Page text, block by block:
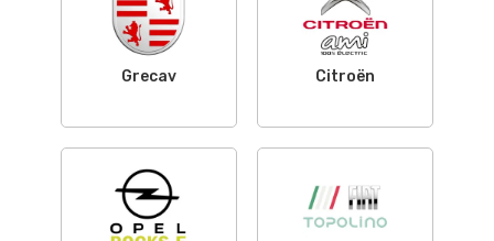
Grecav Citroën